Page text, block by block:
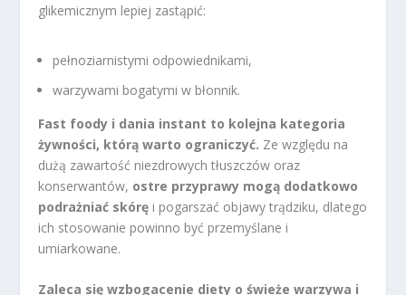
glikemicznym lepiej zastąpić:
pełnoziarnistymi odpowiednikami,
warzywami bogatymi w błonnik.
Fast foody i dania instant to kolejna kategoria
żywności, którą warto ograniczyć. Ze względu na
dużą zawartość niezdrowych tłuszczów oraz
konserwantów, ostre przyprawy mogą dodatkowo
podrażniać skórę i pogarszać objawy trądziku, dlatego
ich stosowanie powinno być przemyślane i
umiarkowane.
Zaleca się wzbogacenie diety o świeże warzywa i